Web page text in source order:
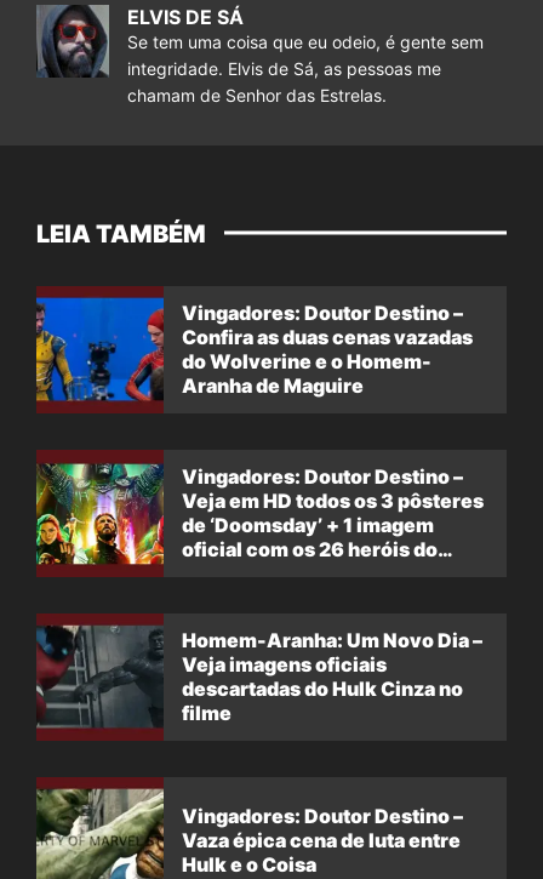
ELVIS DE SÁ
Se tem uma coisa que eu odeio, é gente sem
integridade. Elvis de Sá, as pessoas me
chamam de Senhor das Estrelas.
LEIA TAMBÉM
Vingadores: Doutor Destino –
Confira as duas cenas vazadas
do Wolverine e o Homem-
Aranha de Maguire
Vingadores: Doutor Destino –
Veja em HD todos os 3 pôsteres
de ‘Doomsday’ + 1 imagem
oficial com os 26 heróis do
Homem-Aranha: Um Novo Dia –
Veja imagens oficiais
descartadas do Hulk Cinza no
filme
Vingadores: Doutor Destino –
Vaza épica cena de luta entre
Hulk e o Coisa